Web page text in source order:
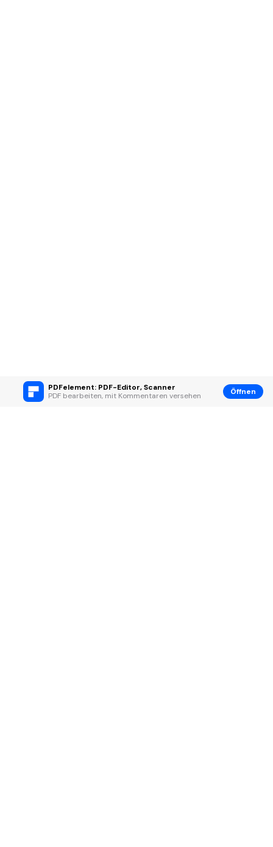
PDFelement: PDF-Editor, Scanner
PDF bearbeiten, mit Kommentaren versehen
Öffnen